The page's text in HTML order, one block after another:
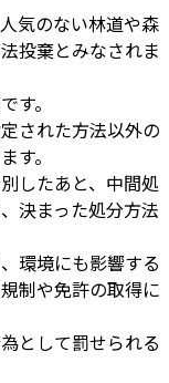
気のない林道や森
投棄とみなされま
す。
された方法以外の
す。
したあと、中間処
決まった処分方法
環境にも影響する
制や免許の取得に
として罰せられる